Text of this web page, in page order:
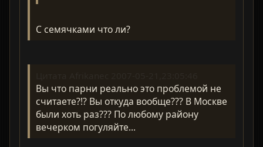
С семячками что ли?
Вы что парни реально это проблемой не
считаете?!? Вы откуда вообще??? В Москве
были хоть раз??? По любому району
вечерком погуляйте...